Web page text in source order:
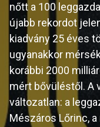
nőtt a 100
újabb rekordot
kiadvány 25 éves
ugyanakkor
korábbi 2000
mért bővüléstől. A
változatlan: a
Mészáros Lőrinc, a